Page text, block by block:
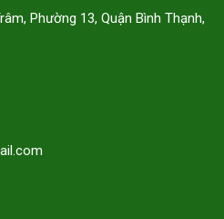
Phường 13, Quận Bình Thạnh,